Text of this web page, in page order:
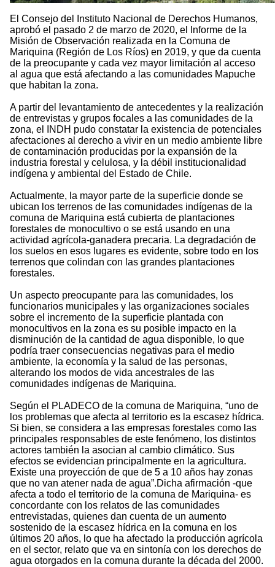
El Consejo del Instituto Nacional de Derechos Humanos,
aprobó el pasado 2 de marzo de 2020, el Informe de la
Misión de Observación realizada en la Comuna de
Mariquina (Región de Los Ríos) en 2019, y que da cuenta
de la preocupante y cada vez mayor limitación al acceso
al agua que está afectando a las comunidades Mapuche
que habitan la zona.
A partir del levantamiento de antecedentes y la realización
de entrevistas y grupos focales a las comunidades de la
zona, el INDH pudo constatar la existencia de potenciales
afectaciones al derecho a vivir en un medio ambiente libre
de contaminación producidas por la expansión de la
industria forestal y celulosa, y la débil institucionalidad
indígena y ambiental del Estado de Chile.
Actualmente, la mayor parte de la superficie donde se
ubican los terrenos de las comunidades indígenas de la
comuna de Mariquina está cubierta de plantaciones
forestales de monocultivo o se está usando en una
actividad agrícola-ganadera precaria. La degradación de
los suelos en esos lugares es evidente, sobre todo en los
terrenos que colindan con las grandes plantaciones
forestales.
Un aspecto preocupante para las comunidades, los
funcionarios municipales y las organizaciones sociales
sobre el incremento de la superficie plantada con
monocultivos en la zona es su posible impacto en la
disminución de la cantidad de agua disponible, lo que
podría traer consecuencias negativas para el medio
ambiente, la economía y la salud de las personas,
alterando los modos de vida ancestrales de las
comunidades indígenas de Mariquina.
Según el PLADECO de la comuna de Mariquina, “uno de
los problemas que afecta al territorio es la escasez hídrica.
Si bien, se considera a las empresas forestales como las
principales responsables de este fenómeno, los distintos
actores también la asocian al cambio climático. Sus
efectos se evidencian principalmente en la agricultura.
Existe una proyección de que de 5 a 10 años hay zonas
que no van atener nada de agua”.Dicha afirmación -que
afecta a todo el territorio de la comuna de Mariquina- es
concordante con los relatos de las comunidades
entrevistadas, quienes dan cuenta de un aumento
sostenido de la escasez hídrica en la comuna en los
últimos 20 años, lo que ha afectado la producción agrícola
en el sector, relato que va en sintonía con los derechos de
agua otorgados en la comuna durante la década del 2000.